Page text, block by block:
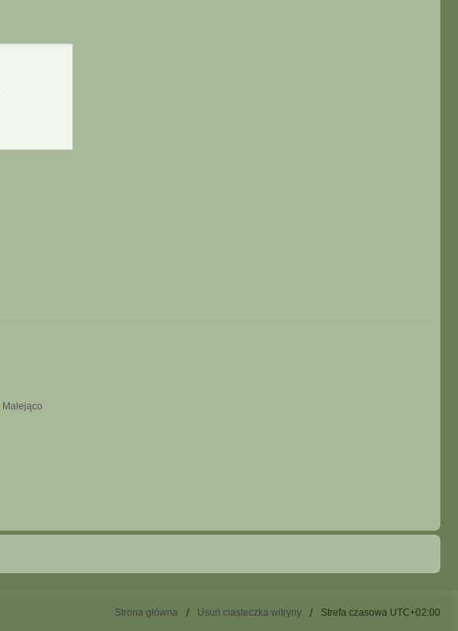
Malejąco
Strona główna Usuń ciasteczka witryny Strefa czasowa UTC+02:00